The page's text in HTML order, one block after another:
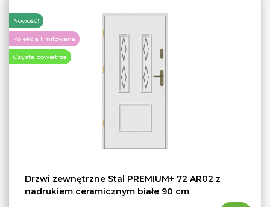
Nowość!
Kolekcja limitowana
Czyste powietrze
Drzwi zewnętrzne Stal PREMIUM+ 72 AR02 z
nadrukiem ceramicznym białe 90 cm